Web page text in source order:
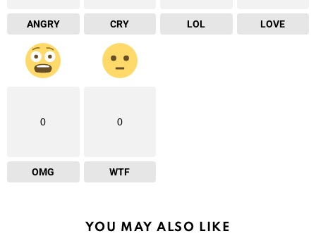
ANGRY CRY LOL LOVE
0
OMG
0
WTF
YOU MAY ALSO LIKE